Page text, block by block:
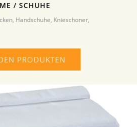
/ SCHUHE
Handschuhe, Knieschoner,
PRODUKTEN